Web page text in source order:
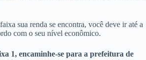
sua renda se encontra, você deve ir até a
com o seu nível econômico.
1, encaminhe-se para a prefeitura de